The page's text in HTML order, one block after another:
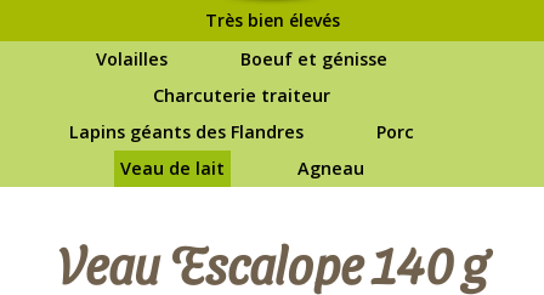
Très bien élevés
Volailles
Boeuf et génisse
Charcuterie traiteur
Lapins géants des Flandres
Porc
Veau de lait
Agneau
Veau Escalope 140 g